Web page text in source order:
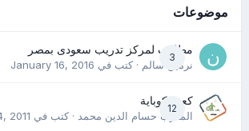
موضوعات
3
مطلوب لمركز تدريب سعودى بمصر
نرمين سالم· كتب في January 16, 2016
12
كعب كوباية
المدرب حسام الدين محمد· كتب في 2011